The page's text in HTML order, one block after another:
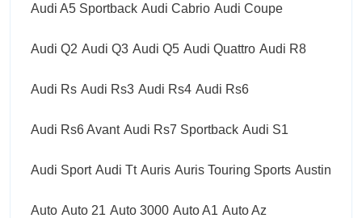
Audi A5 Sportback Audi Cabrio Audi Coupe
Audi Q2 Audi Q3 Audi Q5 Audi Quattro Audi R8
Audi Rs Audi Rs3 Audi Rs4 Audi Rs6
Audi Rs6 Avant Audi Rs7 Sportback Audi S1
Audi Sport Audi Tt Auris Auris Touring Sports Austin
Auto Auto 21 Auto 3000 Auto A1 Auto Az